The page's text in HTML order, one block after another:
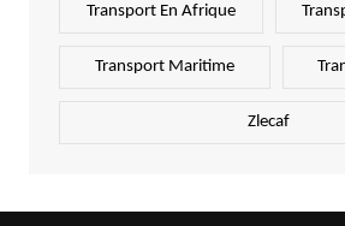
Transport En Afrique
Transport Maritime
Zlecaf